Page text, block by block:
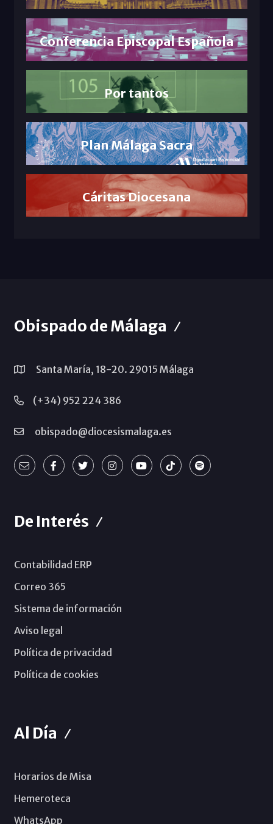
Conferencia Episcopal Española
Por tantos
Plan Málaga Sacra
Cáritas Diocesana
Obispado de Málaga
Santa María, 18-20. 29015 Málaga
(+34) 952 224 386
obispado@diocesismalaga.es
De Interés
Contabilidad ERP
Correo 365
Sistema de información
Aviso legal
Política de privacidad
Política de cookies
Al Día
Horarios de Misa
Hemeroteca
WhatsApp